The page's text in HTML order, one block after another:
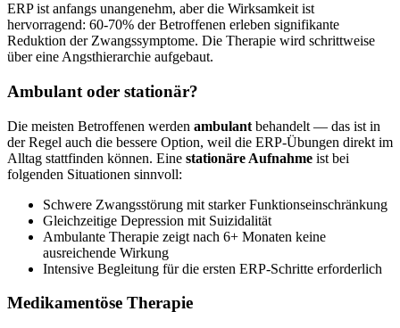
ERP ist anfangs unangenehm, aber die Wirksamkeit ist
hervorragend: 60-70% der Betroffenen erleben signifikante
Reduktion der Zwangssymptome. Die Therapie wird schrittweise
über eine Angsthierarchie aufgebaut.
Ambulant oder stationär?
Die meisten Betroffenen werden ambulant behandelt — das ist in
der Regel auch die bessere Option, weil die ERP-Übungen direkt im
Alltag stattfinden können. Eine stationäre Aufnahme ist bei
folgenden Situationen sinnvoll:
Schwere Zwangsstörung mit starker Funktionseinschränkung
Gleichzeitige Depression mit Suizidalität
Ambulante Therapie zeigt nach 6+ Monaten keine
ausreichende Wirkung
Intensive Begleitung für die ersten ERP-Schritte erforderlich
Medikamentöse Therapie